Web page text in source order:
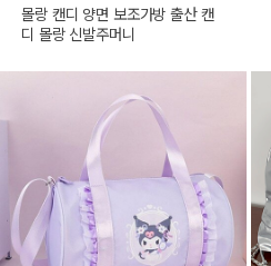
몰랑 캔디 양면 보조가방 출산 캔
디 몰랑 신발주머니